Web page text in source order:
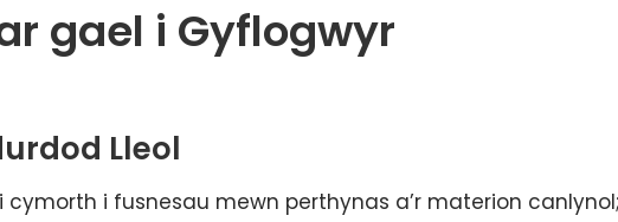
gael i Gyflogwyr
Lleol
cymorth i fusnesau mewn perthynas a’r materion canlynol;